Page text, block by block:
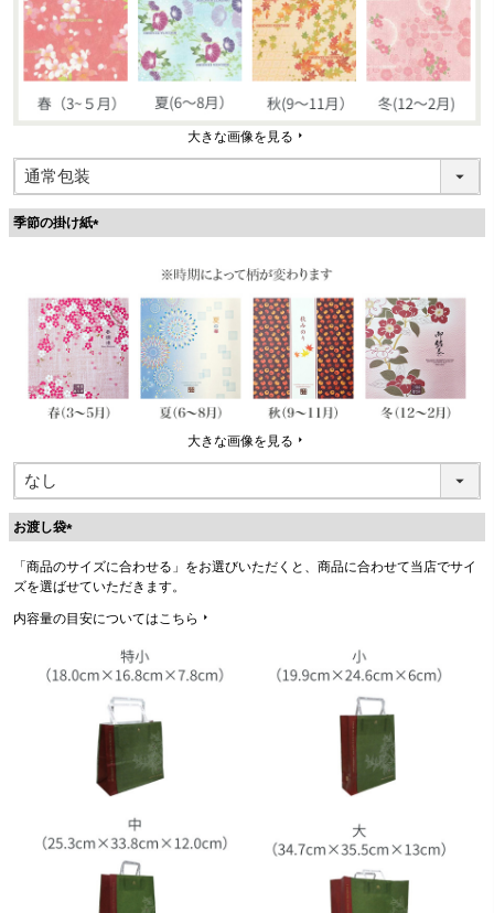
大きな画像を見る
季節の掛け紙
)
大きな画像を見る
お渡し袋
必
須
)
「商品のサイズに合わせる」をお選びいただくと、商品に合わせて当店でサイ
ズを選ばせていただきます。
内容量の目安についてはこちら